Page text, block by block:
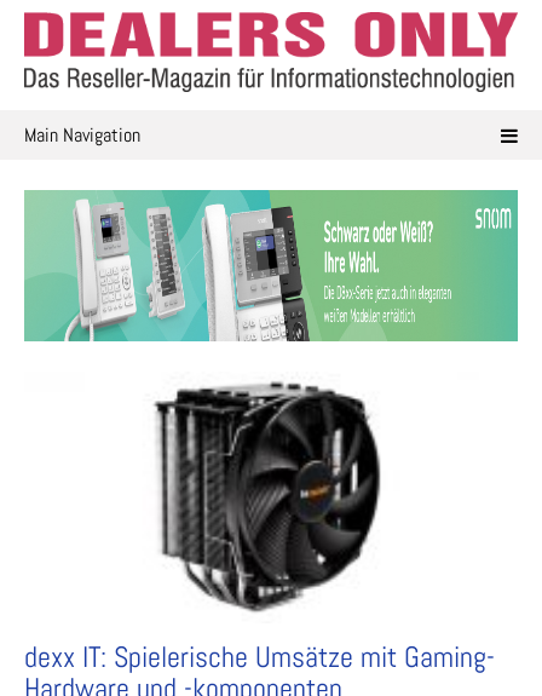
Skip
content
Main Navigation
dexx IT: Spielerische Umsätze mit Gaming-
Hardware und -komponenten